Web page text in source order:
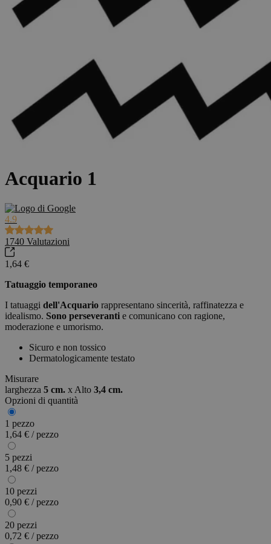
Acquario 1
4.9
1740 Valutazioni
1,64 €
Tatuaggio temporaneo
I tatuaggi dell'Acquario rappresentano sincerità, raffinatezza e
idealismo. Sono perseveranti e comunicano con ragione,
moderazione e umorismo.
Sicuro e non tossico
Dermatologicamente testato
Misurare
larghezza 5 cm. x Alto 3,4 cm.
Opzioni di quantità
1 pezzo
1,64 € / pezzo
5 pezzi
1,48 € / pezzo
10 pezzi
0,90 € / pezzo
20 pezzi
0,72 € / pezzo